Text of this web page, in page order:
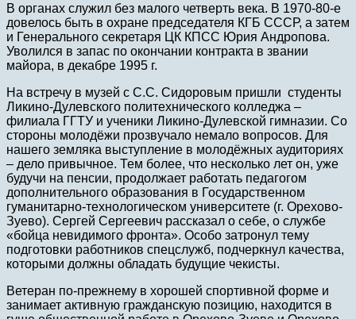
В органах служил без малого четверть века. В 1970-80-е
довелось быть в охране председателя КГБ СССР, а затем
и Генерального секретаря ЦК КПСС Юрия Андропова.
Уволился в запас по окончании контракта в звании
майора, в декабре 1995 г.
На встречу в музей с С.С. Сидоровым пришли студенты
Ликино-Дулевского политехнического колледжа –
филиала ГГТУ и ученики Ликино-Дулевской гимназии. Со
стороны молодёжи прозвучало немало вопросов. Для
нашего земляка выступление в молодёжных аудиториях
– дело привычное. Тем более, что несколько лет он, уже
будучи на пенсии, продолжает работать педагогом
дополнительного образования в Государственном
гуманитарно-технологическом университете (г. Орехово-
Зуево). Сергей Сергеевич рассказал о себе, о службе
«бойца невидимого фронта». Особо затронул тему
подготовки работников спецслужб, подчеркнул качества,
которыми должны обладать будущие чекисты.
Ветеран по-прежнему в хорошей спортивной форме и
занимает активную гражданскую позицию, находится в